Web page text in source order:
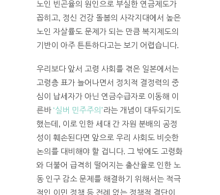
노인 빈곤율의 원인으로 부실한 연금제도가
꼽히고, 정신 건강 돌봄의 사각지대에서 높은
노인 자살률도 문제가 되는 만큼 복지제도의
기반이 아주 튼튼하다고는 보기 어렵습니다.
우리보다 앞서 고령 사회를 겪은 일본에서는
고령층 표가 늘어나면서 정치적 결정력의 중
심이 납세자가 아닌 연금수급자로 이동해 이
른바 ‘실버 민주주의’라는 개념이 대두되기도
했는데, 이로 인한 세대 간 자원 분배의 공정
성이 훼손된다면 앞으로 우리 사회도 비슷한
논의를 대비해야 할 겁니다. 그 밖에도 고령화
와 더불어 급격히 떨어지는 출산율로 인한 노
동 인구 감소 문제를 해결하기 위해서는 적극
적인 이민 정책 등 전례 없는 정책적 결단이